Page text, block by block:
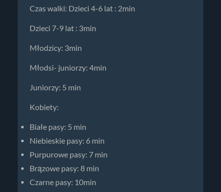
Czas walki: Dzieci 4-6 lat : 2min
Dzieci 7-9 lat : 3min
Młodzicy: 3min
Młodsi- juniorzy: 4min
Juniorzy: 5 min
Kobiety:
Białe pasy: 5 min
Niebieskie pasy: 6 min
Purpurowe pasy: 7 min
Brązowe pasy: 8 min
Czarne pasy: 10min